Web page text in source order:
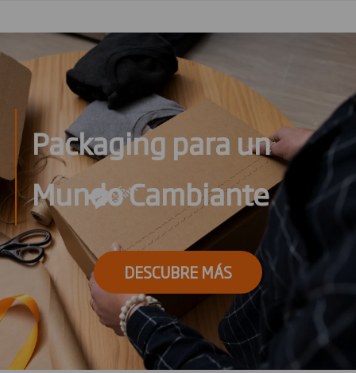
Packaging para un
Mundo Cambiante
DESCUBRE MÁS